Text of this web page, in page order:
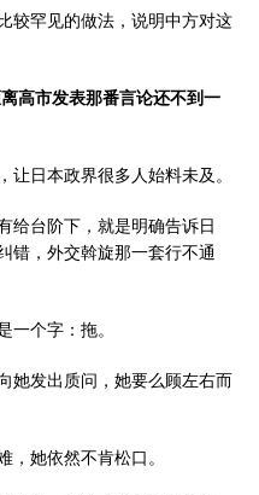
较罕见的做法，说明中方对这
高市发表那番言论还不到一
日本政界很多人始料未及。
给台阶下，就是明确告诉日
错，外交斡旋那一套行不通
个字：拖。
她发出质问，她要么顾左右而
她依然不肯松口。